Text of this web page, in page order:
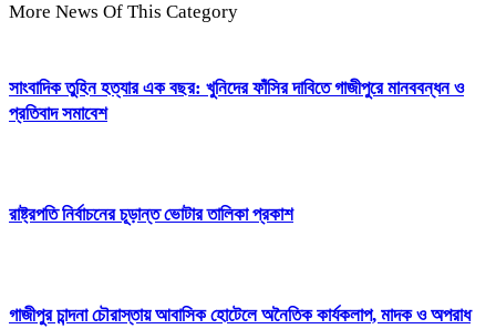
More News Of This Category
সাংবাদিক তুহিন হত্যার এক বছর: খুনিদের ফাঁসির দাবিতে গাজীপুরে মানববন্ধন ও
প্রতিবাদ সমাবেশ
রাষ্ট্রপতি নির্বাচনের চূড়ান্ত ভোটার তালিকা প্রকাশ
গাজীপুর চান্দনা চৌরাস্তায় আবাসিক হোটেলে অনৈতিক কার্যকলাপ, মাদক ও অপরাধ